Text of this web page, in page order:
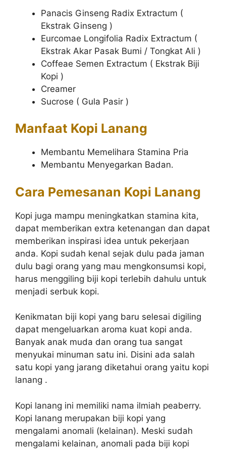
Panacis Ginseng Radix Extractum (
Ekstrak Ginseng )
Eurcomae Longifolia Radix Extractum (
Ekstrak Akar Pasak Bumi / Tongkat Ali )
Coffeae Semen Extractum ( Ekstrak Biji
Kopi )
Creamer
Sucrose ( Gula Pasir )
Manfaat Kopi Lanang
Membantu Memelihara Stamina Pria
Membantu Menyegarkan Badan.
Cara Pemesanan Kopi Lanang
Kopi juga mampu meningkatkan stamina kita,
dapat memberikan extra ketenangan dan dapat
memberikan inspirasi idea untuk pekerjaan
anda. Kopi sudah kenal sejak dulu pada jaman
dulu bagi orang yang mau mengkonsumsi kopi,
harus menggiling biji kopi terlebih dahulu untuk
menjadi serbuk kopi.
Kenikmatan biji kopi yang baru selesai digiling
dapat mengeluarkan aroma kuat kopi anda.
Banyak anak muda dan orang tua sangat
menyukai minuman satu ini. Disini ada salah
satu kopi yang jarang diketahui orang yaitu kopi
lanang .
Kopi lanang ini memiliki nama ilmiah peaberry.
Kopi lanang merupakan biji kopi yang
mengalami anomali (kelainan). Meski sudah
mengalami kelainan, anomali pada biji kopi